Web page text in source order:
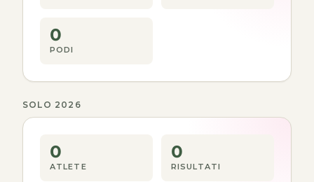
0
PODI
SOLO 2026
0
ATLETE
0
RISULTATI